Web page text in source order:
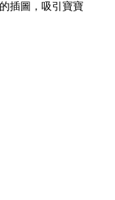
插圖，吸引寶寶